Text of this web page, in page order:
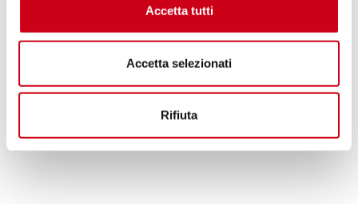
Accetta tutti
Accetta selezionati
Rifiuta